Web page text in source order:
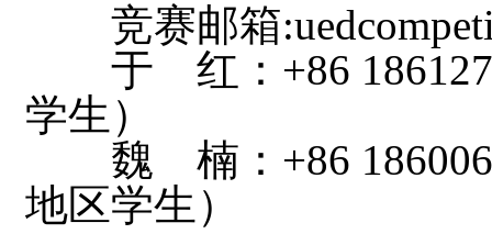
竞赛邮箱
于 红：+86
学生）
魏 楠：+86
地区学生）